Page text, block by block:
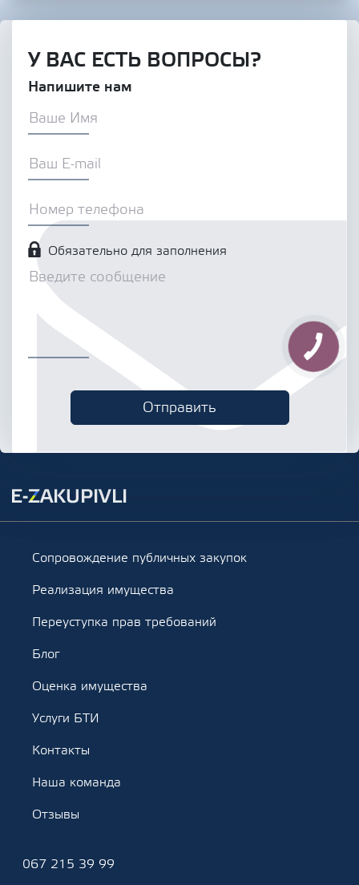
У ВАС ЕСТЬ ВОПРОСЫ?
Напишите нам
Обязательно для заполнения
Сопровождение публичных закупок
Реализация имущества
Переуступка прав требований
Блог
Оценка имущества
Услуги БТИ
Контакты
Наша команда
Отзывы
067 215 39 99